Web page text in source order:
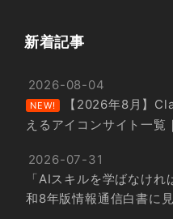
新着記事
2026-08-04
NEW!
【2026年8月】
えるアイコンサイト一覧
2026-07-31
「AIスキルを学ばなけ
和8年版情報通信白書に